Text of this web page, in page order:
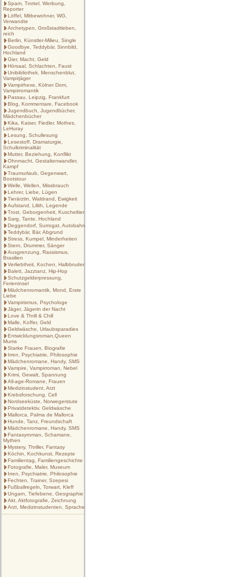
Spam, Trottel, Werbung,
Reporter
Löffel, Mitbewohner, WG,
Verwandte
Archetypen, Großstadtleben,
reich
Berlin, Künstler-Milieu, Single
Goodbye, Teddybär, Sinnbild,
Hochland
Gier, Macht, Geld
Hörsaal, Schlachten, Faust
Unibibliothek, Menschenblut,
Vampirjäger
Vampirhexe, Kölner Dom,
Vampirromantik
Passau. Leipzig, Frankfurt
Blog, Kommentare, Facebook
Jugendbuch, Jugendbücher,
Mädchenbücher
Kika, Kaiser, Fiedler, Mothes,
LeHuray
Lesung, Schullesung
Lesestoff, Dramaturgie,
Schulkriminalität
Mutter, Beziehung, Konflikt
Ohnmacht, Gestaltenwandler,
Kampf
Traumurlaub, Gegenwart,
Bootstour
Welle, Wellen, Missbrauch
Lehrer, Liebe, Lügen
Tierärztin, Waldrand, Ewigkeit
Aufstand, Lilith, Legende
Trost, Geborgenheit, Kuscheltier
Sarg, Tante, Hochland
Deggendorf, Surrogat, Autobahn
Teddybär, Bär, Abgrund
Stress, Kumpel, Minderheiten
Stern, Drummer, Sänger
Ausgrenzung, Rassismus,
Brasilien
Verliebtheit, Kochen, Halbbruder
Balett, Jazztanz, Hip-Hop
Schutzgelderpressung,
Ferieninsel
Mädchenromantik, Mond, Erste
Liebe
Vampirismus, Psychologe
Jäger, Jägerin der Nacht
Love & Thrill & Chill
Malle, Koffer, Geld
Geldwäsche, Urlaubsparadies
Entwicklungsroman,Queen
Mums
Starke Frauen, Biografie
Irren, Psychiatrie, Philosophie
Mädchenromane, Handy, SMS
Vampire, Vampirroman, Nebel
Krimi, Gewalt, Spannung
All-age-Romane, Frauen
Medizinstudent, Arzt
Krebsforschung, Cell
Nordseeküste, Norwegerstute
Privatdetektiv, Geldwäsche
Mallorca, Palma de Mallorca
Hunde, Tanz, Freundschaft
Mädchenromane, Handy, SMS
Fantasyroman, Schamane,
Mythen
Mystery, Thriller, Fantasy
Köchin, Kochkunst, Rezepte
Familientag, Familiengeschichte
Fotografie, Maler, Museum
Irren, Psychiatrie, Philosophie
Fechten, Trainer, Szepesi
Fußballregeln, Torwart, Kleff
Ungarn, Tiefebene, Geographie
Akt, Aktfotografie, Zeichnung
Arzt, Medizinstudenten, Sprache